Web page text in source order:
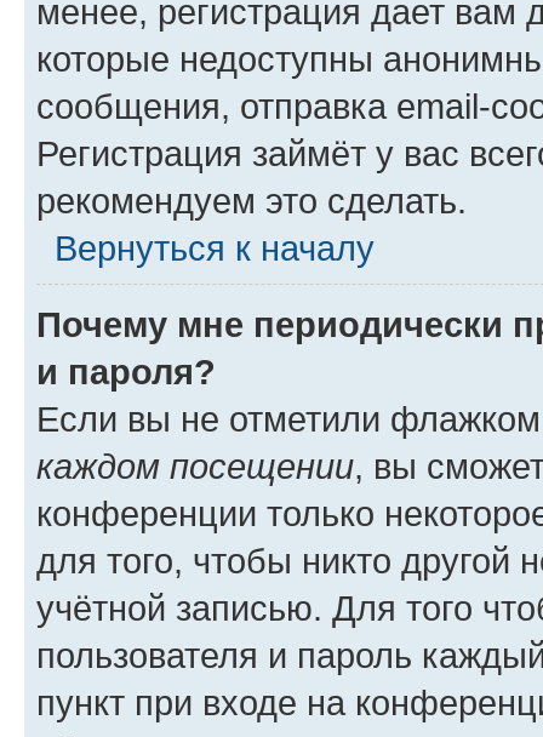
менее, регистрация дает вам
которые недоступны
сообщения, отправка email-
Регистрация займёт у вас
рекомендуем это сделать.
Вернуться к началу
Почему мне периодически
и пароля?
Если вы не отметили
каждом посещении, вы
конференции только
для того, чтобы никто другой
учётной записью. Для того
пользователя и пароль
пункт при входе на